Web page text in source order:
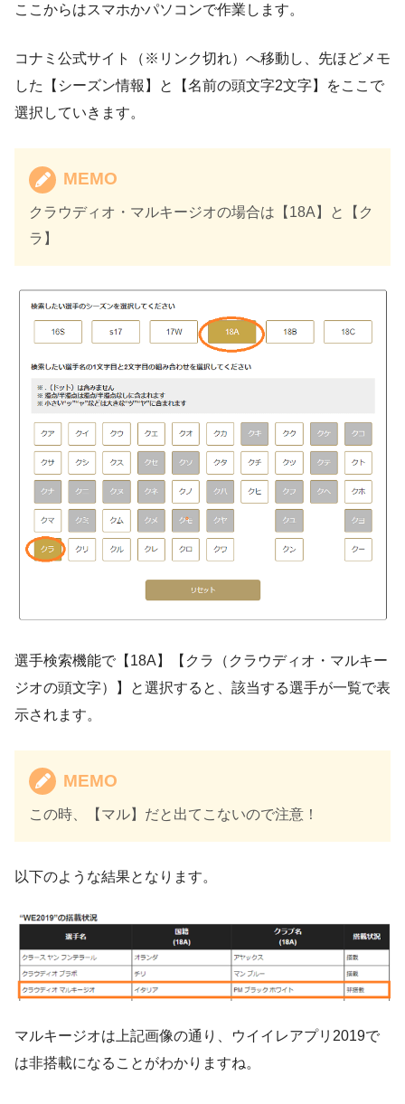
ここからはスマホかパソコンで作業します。
コナミ公式サイト（※リンク切れ）へ移動し、先ほどメモ
した【シーズン情報】と【名前の頭文字2文字】をここで
選択していきます。
MEMO
クラウディオ・マルキージオの場合は【18A】と【ク
ラ】
選手検索機能で【 18A 】【 クラ
（クラウディオ・マルキー
ジオの頭文字）】と選択すると、該当する選手が一覧で表
示されます。
MEMO
この時、【マル】だと出てこないので注意！
以下のような結果となります。
マルキージオは上記画像の通り、ウイイレアプリ2019で
は非搭載になることがわかりますね。